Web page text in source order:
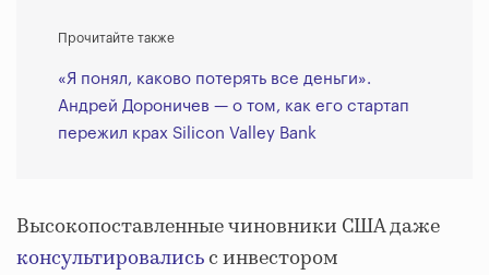
Прочитайте также
«Я понял, каково потерять все деньги».
Андрей Дороничев — о том, как его стартап
пережил крах Silicon Valley Bank
Высокопоставленные чиновники США даже
консультировалисьс инвестором